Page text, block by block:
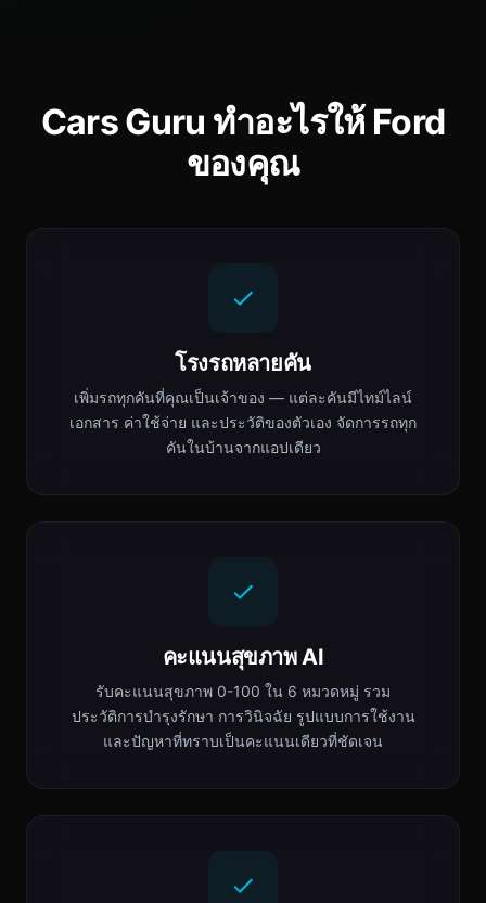
Cars Guru ทำอะไรให้ Ford
ของคุณ
โรงรถหลายคัน
เพิ่มรถทุกคันที่คุณเป็นเจ้าของ — แต่ละคันมีไทม์ไลน์
เอกสาร ค่าใช้จ่าย และประวัติของตัวเอง จัดการรถทุก
คันในบ้านจากแอปเดียว
คะแนนสุขภาพ AI
รับคะแนนสุขภาพ 0-100 ใน 6 หมวดหมู่ รวม
ประวัติการบำรุงรักษา การวินิจฉัย รูปแบบการใช้งาน
และปัญหาที่ทราบเป็นคะแนนเดียวที่ชัดเจน